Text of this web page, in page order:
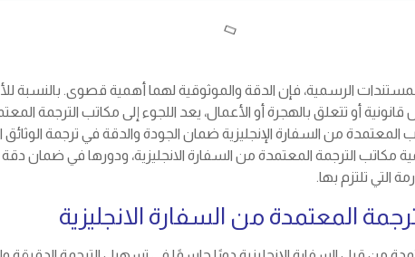
الرسمية، فإن الدقة والموثوقية لهما أهمية قصوى. بالنسبة
قانونية أو تتعلق بالهجرة أو الأعمال، يعد اللجوء إلى مكاتب الترجمة
المعتمدة من السفارة الإنجليزية ضمان الجودة والدقة في ترجمة الوثائق
الترجمة المعتمدة من السفارة الانجليزية، ودورها في ضمان دقة
التي تلتزم بها.
المعتمدة من السفارة الانجليزية